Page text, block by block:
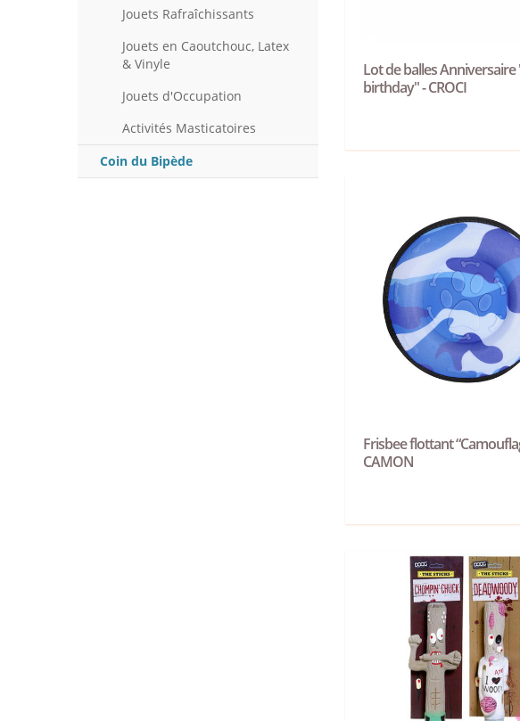
Jouets Rafraîchissants
Jouets en Caoutchouc, Latex
& Vinyle
Jouets d'Occupation
Activités Masticatoires
Coin du Bipède
Lot de balles Anniversaire
birthday" - CROCI
Frisbee flottant
CAMON